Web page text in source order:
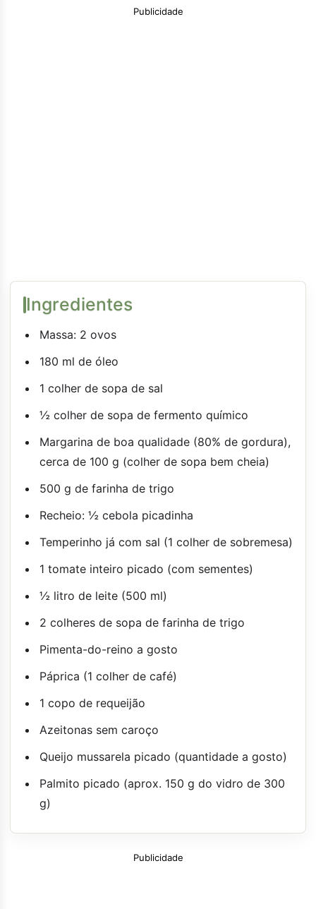
Publicidade
Ingredientes
Massa: 2 ovos
180 ml de óleo
1 colher de sopa de sal
½ colher de sopa de fermento químico
Margarina de boa qualidade (80% de gordura),
cerca de 100 g (colher de sopa bem cheia)
500 g de farinha de trigo
Recheio: ½ cebola picadinha
Temperinho já com sal (1 colher de sobremesa)
1 tomate inteiro picado (com sementes)
½ litro de leite (500 ml)
2 colheres de sopa de farinha de trigo
Pimenta-do-reino a gosto
Páprica (1 colher de café)
1 copo de requeijão
Azeitonas sem caroço
Queijo mussarela picado (quantidade a gosto)
Palmito picado (aprox. 150 g do vidro de 300
g)
Publicidade